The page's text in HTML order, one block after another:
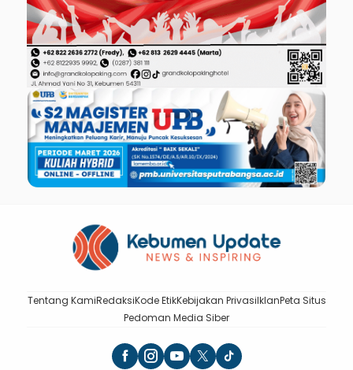
Tentang KamiRedaksiKode EtikKebijakan PrivasiIklanPeta Situs
Pedoman Media Siber